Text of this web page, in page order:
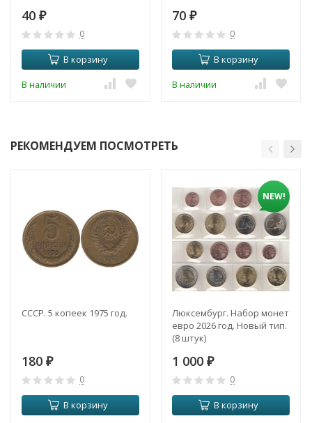
40 ₽
0
В корзину
В наличии
70 ₽
0
В корзину
В наличии
РЕКОМЕНДУЕМ ПОСМОТРЕТЬ
СССР. 5 копеек 1975 год.
180 ₽
0
В корзину
NEW!
Люксембург. Набор монет
евро 2026 год. Новый тип.
(8 штук)
1 000 ₽
0
В корзину